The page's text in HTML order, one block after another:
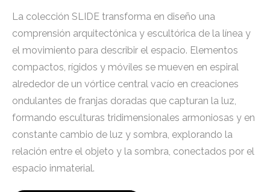
La colección SLIDE transforma en diseño una
comprensión arquitectónica y escultórica de la línea y
el movimiento para describir el espacio. Elementos
compactos, rígidos y móviles se mueven en espiral
alrededor de un vórtice central vacío en creaciones
ondulantes de franjas doradas que capturan la luz,
formando esculturas tridimensionales armoniosas y en
constante cambio de luz y sombra, explorando la
relación entre el objeto y la sombra, conectados por el
espacio inmaterial.